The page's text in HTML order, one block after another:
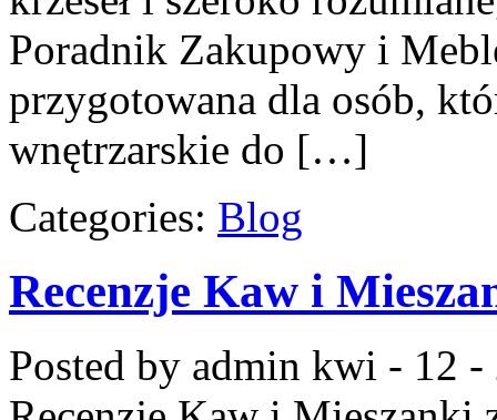
Poradnik Zakupowy i
przygotowana dla osób,
wnętrzarskie do […]
Categories: Blog
Recenzje Kaw i
Posted by admin kwi - 12 -